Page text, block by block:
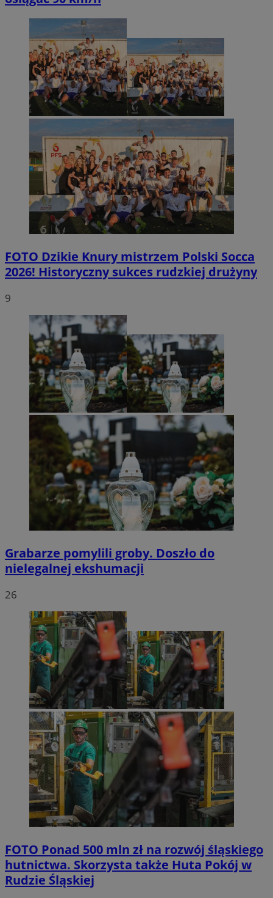
FOTO Dzikie Knury mistrzem Polski Socca
2026! Historyczny sukces rudzkiej drużyny
9
Grabarze pomylili groby. Doszło do
nielegalnej ekshumacji
26
FOTO Ponad 500 mln zł na rozwój śląskiego
hutnictwa. Skorzysta także Huta Pokój w
Rudzie Śląskiej